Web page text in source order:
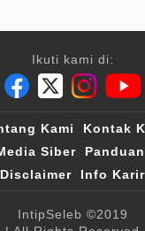
Ikuti kami di:
Kami Kontak
Siber
Disclaimer
Info Karir
IntipSeleb ©2019